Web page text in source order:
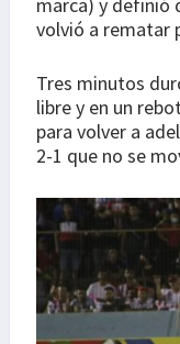
marca) y definió
volvió a rematar
Tres minutos
libre y en un
para volver a
2-1 que no se